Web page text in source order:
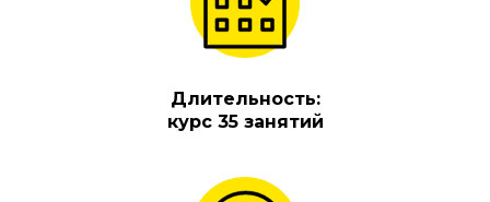
Длительность:
курс 35 занятий